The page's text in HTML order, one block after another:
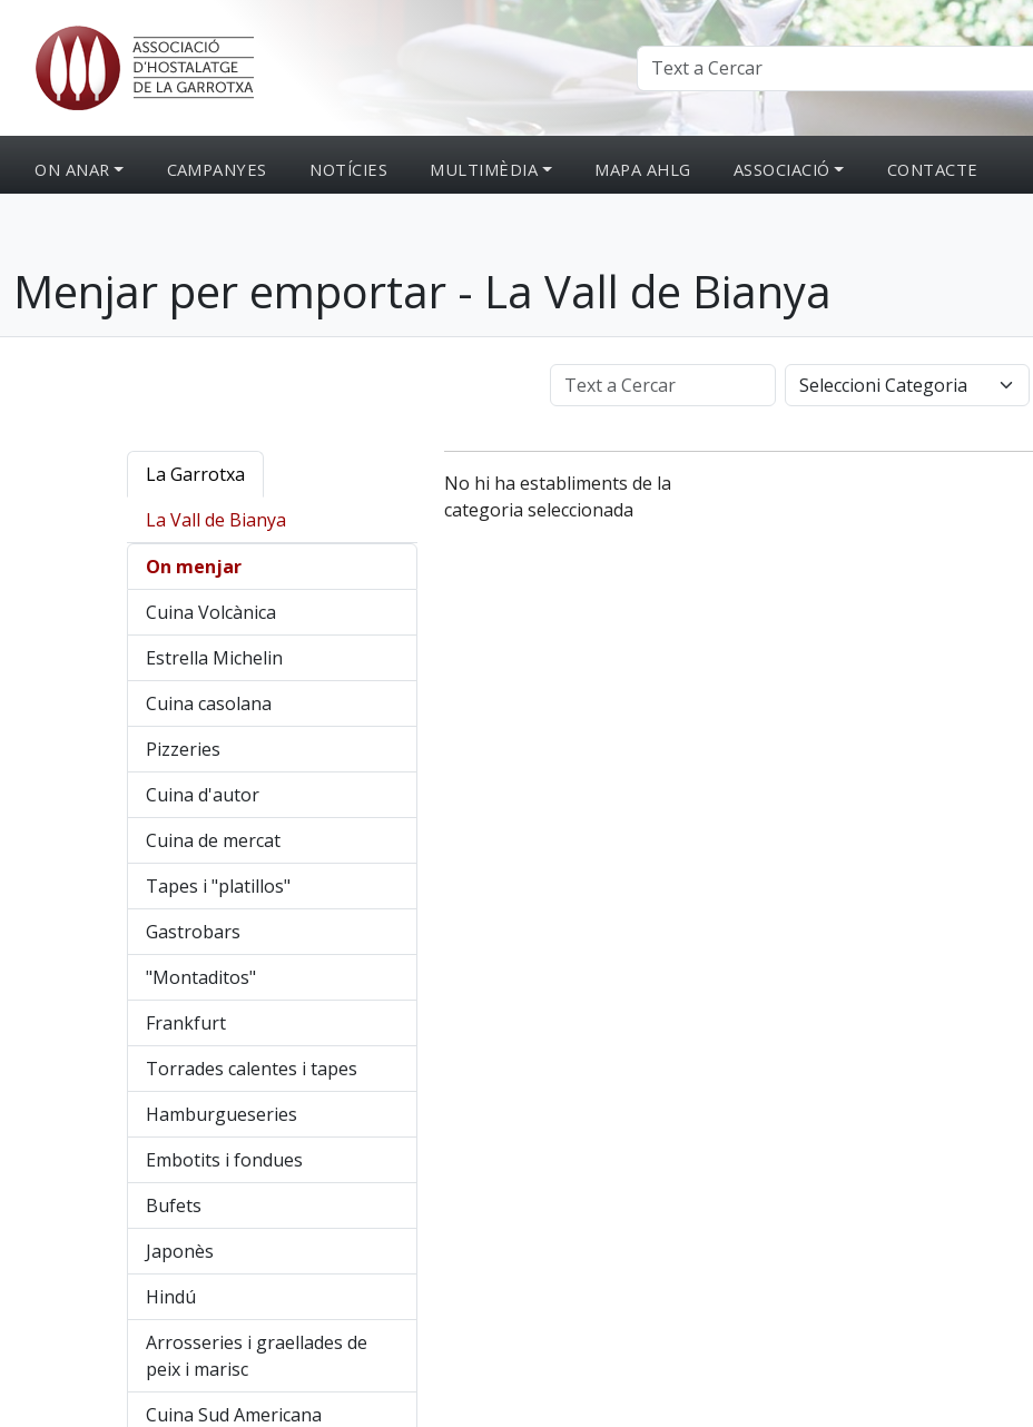
ON ANAR CAMPANYES NOTÍCIES MULTIMÈDIA MAPA AHLG ASSOCIACIÓ CONTACTE
Menjar per emportar - La Vall de Bianya
La Garrotxa
La Vall de Bianya
On menjar
Cuina Volcànica
Estrella Michelin
Cuina casolana
Pizzeries
Cuina d'autor
Cuina de mercat
Tapes i "platillos"
Gastrobars
"Montaditos"
Frankfurt
Torrades calentes i tapes
Hamburgueseries
Embotits i fondues
Bufets
Japonès
Hindú
Arrosseries i graellades de
peix i marisc
Cuina Sud Americana
No hi ha establiments de la
categoria seleccionada